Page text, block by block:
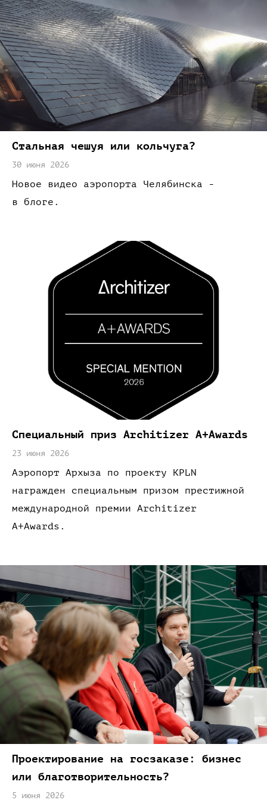
Стальная чешуя или кольчуга?
30 июня 2026
Новое видео аэропорта Челябинска -
в блоге.
Специальный приз Architizer A+Awards
23 июня 2026
Аэропорт Архыза по проекту KPLN
награжден специальным призом престижной
международной премии Architizer
A+Awards.
Проектирование на госзаказе:
бизнес
или благотворительность?
5 июня 2026